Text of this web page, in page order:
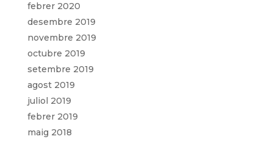
febrer 2020
desembre 2019
novembre 2019
octubre 2019
setembre 2019
agost 2019
juliol 2019
febrer 2019
maig 2018